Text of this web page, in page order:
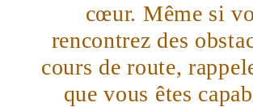
cœur. Même si
rencontrez des
cours de route,
que vous êtes